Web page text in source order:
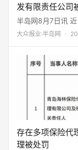
发有限责任公司
半岛网8月7日讯
政处罚信息，贵州
2026年7月31日，
大众报业·半岛网 ·
存在多项保险代
理被处罚